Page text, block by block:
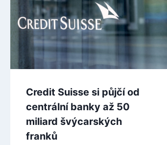
Credit Suisse si půjčí od
centrální banky až 50
miliard švýcarských
franků